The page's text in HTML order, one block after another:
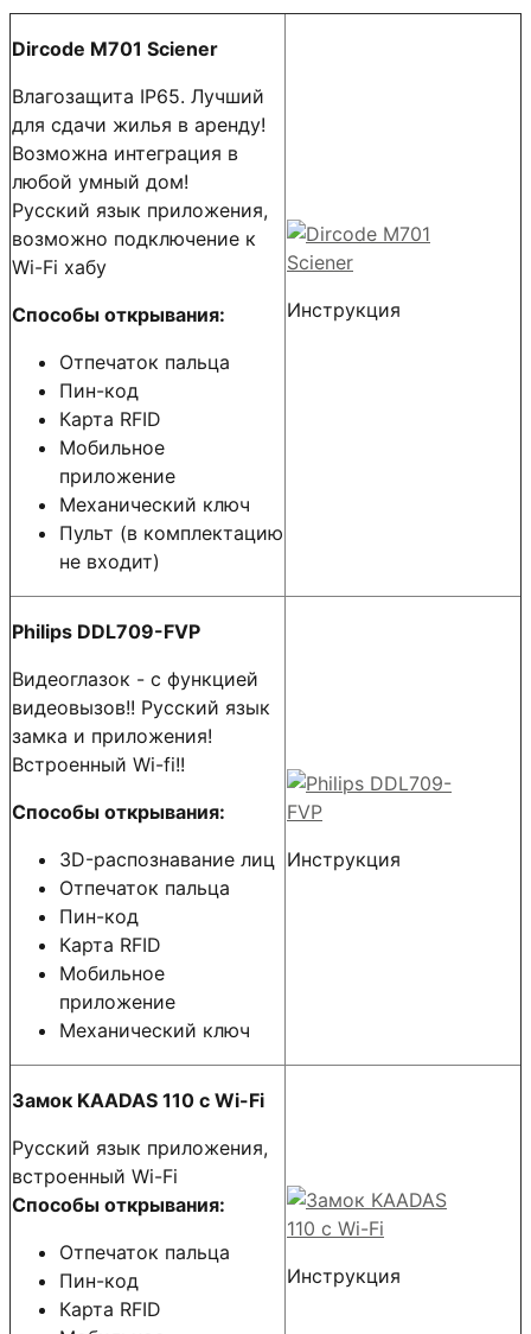
Dircode M701 Sciener
Влагозащита IP65. Лучший
для сдачи жилья в аренду!
Возможна интеграция в
любой умный дом!
Русский язык приложения,
возможно подключение к
Wi-Fi хабу
Способы открывания:
Отпечаток пальца
Пин-код
Карта RFID
Мобильное
приложение
Механический ключ
Пульт (в комплектацию
не входит)
Инструкция
Philips DDL709-FVP
Видеоглазок - с функцией
видеовызов!! Русский язык
замка и приложения!
Встроенный Wi-fi!!
Способы открывания:
3D-распознавание лиц
Отпечаток пальца
Пин-код
Карта RFID
Мобильное
приложение
Механический ключ
Инструкция
Замок KAADAS 110 с Wi-Fi
Русский язык приложения,
встроенный Wi-Fi
Способы открывания:
Отпечаток пальца
Пин-код
Карта RFID
Инструкция